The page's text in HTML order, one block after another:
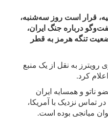
قرار است روز سه‌شنبه،
گفت‌وگو درباره جنگ ایران،
تنگه هرمز به قطر
رویترز به نقل از یک منبع
کرد.
ناتو و همسایه ایران
تماس نزدیک با آمریکا،
میانجی بوده است.